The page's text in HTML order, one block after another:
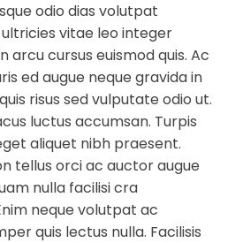
odio dias volutpat
vitae leo integer
arcu cursus euismod quis. Ac
ed augue neque gravida in
risus sed vulputate odio ut.
luctus accumsan. Turpis
aliquet nibh praesent.
tellus orci ac auctor augue
nulla facilisi cra
neque volutpat ac
quis lectus nulla. Facilisis